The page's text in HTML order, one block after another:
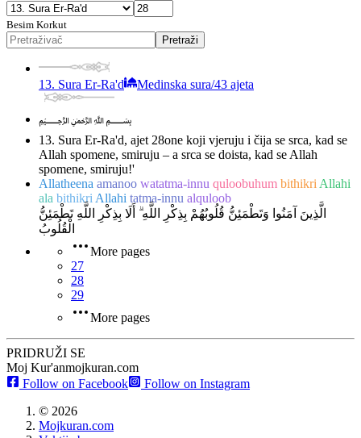
Besim Korkut
Pretraži
13. Sura Er-Ra'd Medinska sura/43 ajeta
﷽
13. Sura Er-Ra'd, ajet 28one koji vjeruju i čija se srca, kad se
Allah spomene, smiruju – a srca se doista, kad se Allah
spomene, smiruju!'
Allatheena amanoo watatma-innu quloobuhum bithikri Allahi
ala bithikri Allahi tatma-innu alquloob
الَّذِينَ آمَنُوا وَتَطْمَئِنُّ قُلُوبُهُمْ بِذِكْرِ اللَّهِ ۗ أَلَا بِذِكْرِ اللَّهِ تَطْمَئِنُّ
الْقُلُوبُ
More pages
27
28
29
More pages
PRIDRUŽI SE
Moj Kur'anmojkuran.com
Follow on Facebook
Follow on Instagram
© 2026
Mojkuran.com